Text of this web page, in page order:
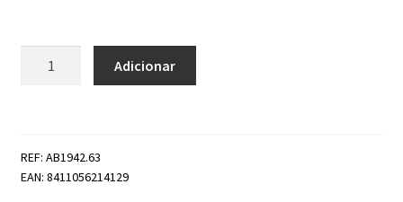
e
Adicionar
REF: AB1942.63
EAN: 8411056214129